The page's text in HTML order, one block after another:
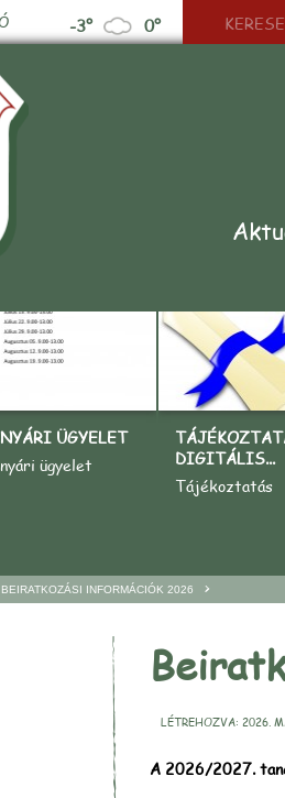
-3° 0°
NYÁRI ÜGYELET
nyári ügyelet
DIGITÁLIS...
Tájékoztatás
BEIRATKOZÁSI INFORMÁCIÓK 2026 >
LÉTREHOZVA: 2026.
A 2026/2027.